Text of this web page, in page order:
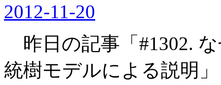
2012-11-20
昨日の記事「#1302.
統樹モデルによる説明